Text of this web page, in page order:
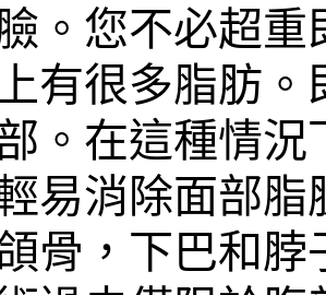
。您不必超
有很多脂肪
。在這種情
易消除面部
骨，下巴和